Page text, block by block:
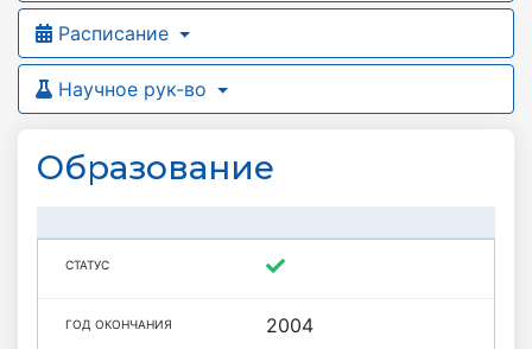
Расписание
Научное рук-во
Образование
2004